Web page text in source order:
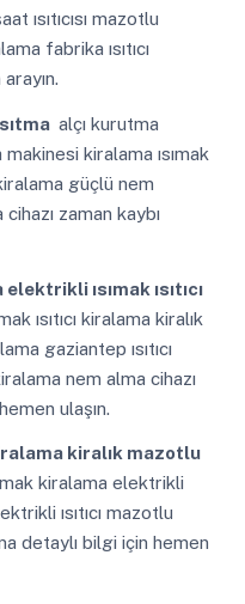
ısıtıcısı mazotlu
fabrika ısıtıcı
alçı kurutma
kiralama ısımak
güçlü nem
zaman kaybı
ısımak ısıtıcı
ısıtıcı kiralama kiralık
gaziantep ısıtıcı
nem alma cihazı
ulaşın.
kiralık mazotlu
kiralama elektrikli
ısıtıcı mazotlu
detaylı bilgi için hemen